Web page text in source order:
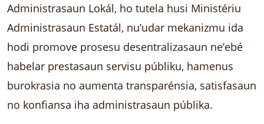
Administrasaun Lokál, ho tutela husi Ministériu
Administrasaun Estatál, nu’udar mekanizmu ida
hodi promove prosesu desentralizasaun ne’ebé
habelar prestasaun servisu públiku, hamenus
burokrasia no aumenta transparénsia, satisfasaun
no konfiansa iha administrasaun públika.